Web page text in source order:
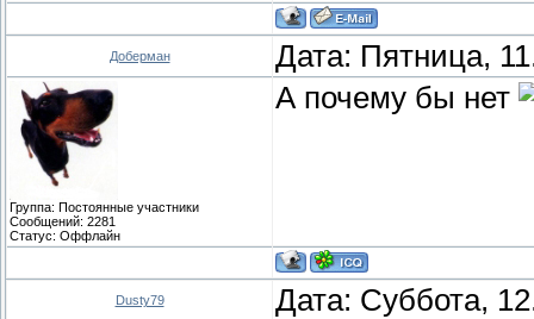
Доберман Дата: Пятница,
Группа: Постоянные участники
Сообщений: 2281
Статус: Оффлайн
А почему бы нет
Dusty79 Дата: Суббота,